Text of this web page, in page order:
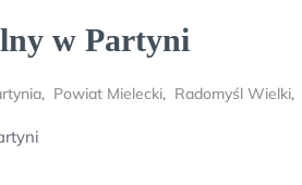
w Partyni
, Powiat Mielecki, Radomyśl Wielki,